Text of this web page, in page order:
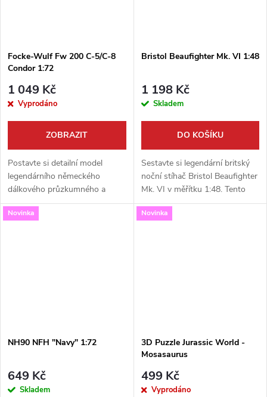
Focke-Wulf Fw 200 C-5/C-8
Condor 1:72
1 049 Kč
Vyprodáno
ZOBRAZIT
Postavte si detailní model
legendárního německého
dálkového průzkumného a
bombardovacího letounu
Focke-Wulf Fw 200 Condor v
Bristol Beaufighter Mk. VI 1:48
1 198 Kč
Skladem
DO KOŠÍKU
Sestavte si legendární britský
noční stíhač Bristol Beaufighter
Mk. VI v měřítku 1:48. Tento
detailně zpracovaný model od
firmy Revell vám umožní oživit
Novinka
NH90 NFH "Navy" 1:72
649 Kč
Skladem
Novinka
3D Puzzle Jurassic World -
Mosasaurus
499 Kč
Vyprodáno